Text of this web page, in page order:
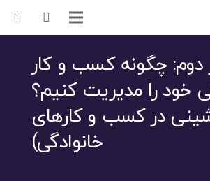
دوم: چگونه کسب و کار
خود را مدیریت کنیم؟
در کسب و کارهای
خانوادگی)